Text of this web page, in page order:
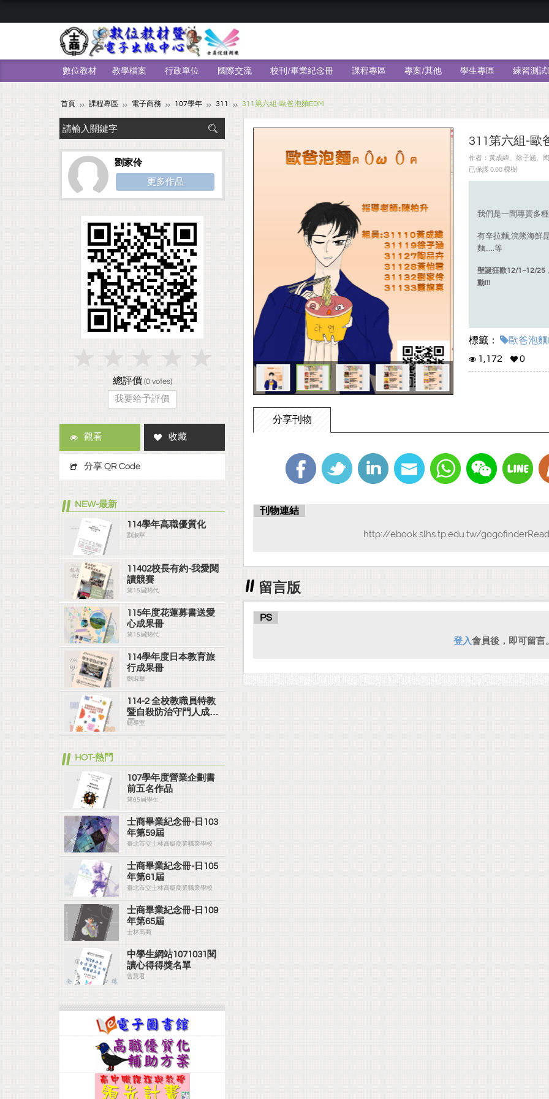
數位教材 教學檔案 行政單位 國際交流 校刊/畢業紀念冊 課程專區 專案/其他 學生專區 練習測試
首頁 課程專區 電子商務 107學年 311 311第六組-歐爸泡麵EDM
311第六組-歐
作者：黃成緯、徐子涵、
已保護 0.00 棵樹
我們是一間專賣多
有辛拉麵,浣熊海鮮
麵.....等
聖誕狂歡12/1~12/25
動!!!
標籤：
歐爸泡麵
1,172
0
分享刊物
刊物連結
http://ebook.slhs.tp.edu.tw/
留言版
PS
登入會員後，即可留言
劉家伶
更多作品
總評價 (0votes)
我要给予評價
觀看 收藏
分享 QR Code
NEW-最新
114學年高職優質化
劉淑華
11402校長有約-我愛閱
讀競賽
第15屆閱代
115年度花蓮募書送愛
心成果冊
第15屆閱代
114學年度日本教育旅
行成果冊
劉淑華
114-2 全校教職員特教
暨自殺防治守門人成果
冊
輔導室
HOT-熱門
107學年度營業企劃書
前五名作品
第65屆學生
士商畢業紀念冊-日103
年第59屆
臺北市立士林高級商業職業學校
士商畢業紀念冊-日105
年第61屆
臺北市立士林高級商業職業學校
士商畢業紀念冊-日109
年第65屆
士林高商
中學生網站1071031閱
讀心得得獎名單
曾慧君